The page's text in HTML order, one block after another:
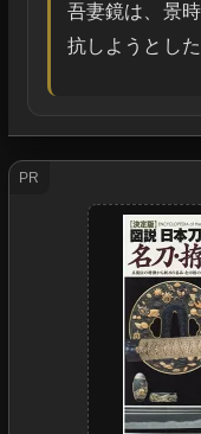
吾妻鏡は、景
抗しようとし
PR